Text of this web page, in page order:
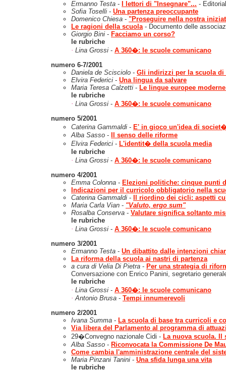
Ermanno Testa - I lettori di "Insegnare"... -
Sofia Toselli - Una partenza preoccupante
Domenico Chiesa - "Proseguire nella nostra
Le ragioni della scuola- Documento delle
Giorgio Bini - Facciamo un corso?
le rubriche
· Lina Grossi - A 360�: le scuole comunicano
numero 6-7/2001
Daniela de Scisciolo - Gli indirizzi per la scuola di
Elvira Federici - Una lingua da salvare
Maria Teresa Calzetti - Le lingue europee
le rubriche
· Lina Grossi - A 360�: le scuole comunicano
numero 5/2001
Caterina Gammaldi - E' in gioco un'idea di
Alba Sasso -
Il senso delle riforme
Elvira Federici - L'identit� della scuola media
le rubriche
· Lina Grossi - A 360�: le scuole comunicano
numero 4/2001
Emma Colonna - Elezioni politiche: cinque punti
Indicazioni per il curricolo obbligatorio nella
Caterina Gammaldi -
Il riordino dei cicli: aspetti
Maria Carla Vian - "Valuto, ergo sum"
Rosalba Conserva - Valutare significa soltanto
le rubriche
· Lina Grossi - A 360�: le scuole comunicano
numero 3/2001
Ermanno Testa - Un dibattito dalle intenzioni
La riforma della scuola ai nastri di partenza
a cura di Velia Di Pietra - Per una strategia di
Conversazione con Enrico Panini, segretario
le rubriche
· Lina Grossi - A 360�: le scuole comunicano
· Antonio Brusa - Tempi innumerevoli
numero 2/2001
Ivana Summa - La scuola di base tra curricoli e
Via libera del Parlamento al programma di
29�Convegno nazionale Cidi - La nuova scuola. Il
Alba Sasso - Riconvocata la Commissione De
Come cambia l'amministrazione centrale del
Maria Pinzani Tanini - Una sfida lunga una vita
le rubriche